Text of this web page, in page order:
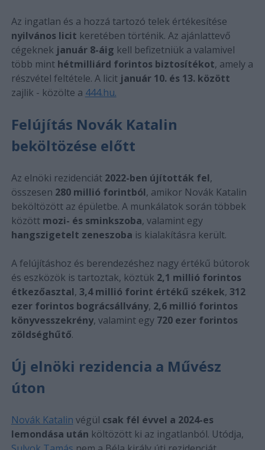
Az ingatlan és a hozzá tartozó telek értékesítése
nyilvános licit keretében történik. Az ajánlattevő
cégeknek január 8-áig kell befizetniük a valamivel
több mint hétmilliárd forintos biztosítékot, amely a
részvétel feltétele. A licit január 10. és 13. között
zajlik - közölte a 444.hu.
Felújítás Novák Katalin
beköltözése előtt
Az elnöki rezidenciát 2022-ben újították fel,
összesen 280 millió forintból, amikor Novák Katalin
beköltözött az épületbe. A munkálatok során többek
között mozi- és sminkszoba, valamint egy
hangszigetelt zeneszoba is kialakításra került.
A felújításhoz és berendezéshez nagy értékű bútorok
és eszközök is tartoztak, köztük 2,1 millió forintos
étkezőasztal, 3,4 millió forint értékű székek, 312
ezer forintos bográcsállvány, 2,6 millió forintos
könyvesszekrény, valamint egy 720 ezer forintos
zöldséghűtő.
Új elnöki rezidencia a Művész
úton
Novák Katalin végül csak fél évvel a 2024-es
lemondása után költözött ki az ingatlanból. Utódja,